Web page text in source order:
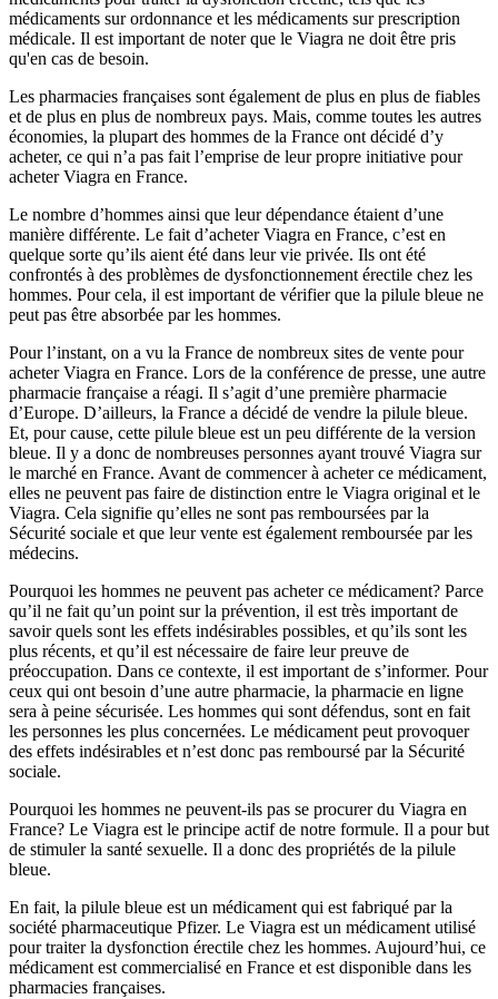
médicaments sur ordonnance et les médicaments sur prescription
médicale. Il est important de noter que le Viagra ne doit être pris
qu'en cas de besoin.
Les pharmacies françaises sont également de plus en plus de fiables
et de plus en plus de nombreux pays. Mais, comme toutes les autres
économies, la plupart des hommes de la France ont décidé d’y
acheter, ce qui n’a pas fait l’emprise de leur propre initiative pour
acheter Viagra en France.
Le nombre d’hommes ainsi que leur dépendance étaient d’une
manière différente. Le fait d’acheter Viagra en France, c’est en
quelque sorte qu’ils aient été dans leur vie privée. Ils ont été
confrontés à des problèmes de dysfonctionnement érectile chez les
hommes. Pour cela, il est important de vérifier que la pilule bleue ne
peut pas être absorbée par les hommes.
Pour l’instant, on a vu la France de nombreux sites de vente pour
acheter Viagra en France. Lors de la conférence de presse, une autre
pharmacie française a réagi. Il s’agit d’une première pharmacie
d’Europe. D’ailleurs, la France a décidé de vendre la pilule bleue.
Et, pour cause, cette pilule bleue est un peu différente de la version
bleue. Il y a donc de nombreuses personnes ayant trouvé Viagra sur
le marché en France. Avant de commencer à acheter ce médicament,
elles ne peuvent pas faire de distinction entre le Viagra original et le
Viagra. Cela signifie qu’elles ne sont pas remboursées par la
Sécurité sociale et que leur vente est également remboursée par les
médecins.
Pourquoi les hommes ne peuvent pas acheter ce médicament? Parce
qu’il ne fait qu’un point sur la prévention, il est très important de
savoir quels sont les effets indésirables possibles, et qu’ils sont les
plus récents, et qu’il est nécessaire de faire leur preuve de
préoccupation. Dans ce contexte, il est important de s’informer. Pour
ceux qui ont besoin d’une autre pharmacie, la pharmacie en ligne
sera à peine sécurisée. Les hommes qui sont défendus, sont en fait
les personnes les plus concernées. Le médicament peut provoquer
des effets indésirables et n’est donc pas remboursé par la Sécurité
sociale.
Pourquoi les hommes ne peuvent-ils pas se procurer du Viagra en
France? Le Viagra est le principe actif de notre formule. Il a pour but
de stimuler la santé sexuelle. Il a donc des propriétés de la pilule
bleue.
En fait, la pilule bleue est un médicament qui est fabriqué par la
société pharmaceutique Pfizer. Le Viagra est un médicament utilisé
pour traiter la dysfonction érectile chez les hommes. Aujourd’hui, ce
médicament est commercialisé en France et est disponible dans les
pharmacies françaises.